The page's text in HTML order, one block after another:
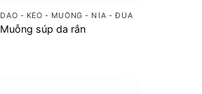
DAO - KÉO - MUỖNG - NĨA - ĐŨA
Muỗng súp da rắn